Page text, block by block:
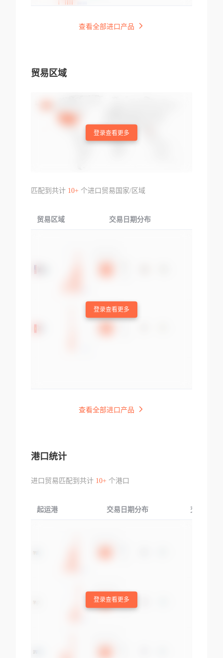
查看全部进口产品
贸易区域
登录查看更多
匹配到共计 10+个进口贸易国家/区域
贸易区域 交易日期分布
登录查看更多
查看全部进口产品
港口统计
进口贸易匹配到共计 10+个港口
起运港 交易日期分布 交易产品
登录查看更多